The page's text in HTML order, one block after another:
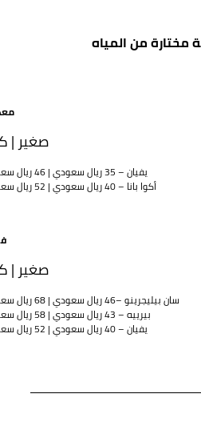
من المياه
صغير |
يفيان – 35 ريال سعودي | 46 ريال سعودي
أكوا بانا – 40 ريال سعودي | 52 ريال سعودي
صغير |
سان بيليجرينو –46 ريال سعودي | 68 ريال سعودي
بيرييه – 43 ريال سعودي | 58 ريال سعودي
يفيان – 40 ريال سعودي | 52 ريال سعودي